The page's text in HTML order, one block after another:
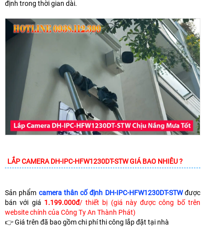
định trong thời gian dài.
LẮP CAMERA DH-IPC-HFW1230DT-STW GIÁ BAO NHIÊU ?
Sản phẩm camera thân cố định DH-IPC-HFW1230DT-STWđược
bán với giá 1.199.000đ/ thiết bị (giá này được công bố trên
website chính của Công Ty An Thành Phát)
👉 Giá trên đã bao gồm chi phí thi công lắp đặt tại nhà